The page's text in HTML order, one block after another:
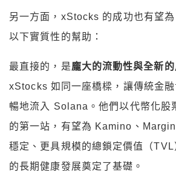
另一方面，xStocks 的成功也有望
以下實質性的幫助：
最直接的，是龐大的流動性與全新
xStocks 如同一座橋樑，讓傳統金
暢地流入 Solana。他們以代幣化股
的第一站，有望為 Kamino、
穩定、更具規模的總鎖定價值（
的長期健康發展奠定了基礎。